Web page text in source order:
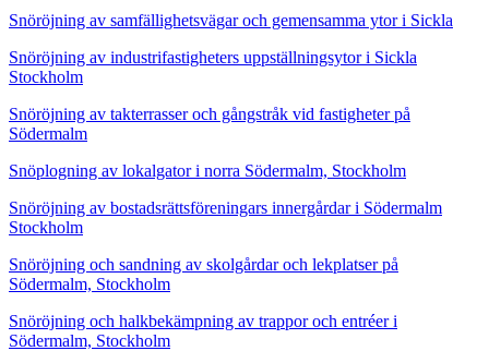
Snöröjning av samfällighetsvägar och gemensamma ytor i Sickla
Snöröjning av industrifastigheters uppställningsytor i Sickla
Stockholm
Snöröjning av takterrasser och gångstråk vid fastigheter på
Södermalm
Snöplogning av lokalgator i norra Södermalm, Stockholm
Snöröjning av bostadsrättsföreningars innergårdar i Södermalm
Stockholm
Snöröjning och sandning av skolgårdar och lekplatser på
Södermalm, Stockholm
Snöröjning och halkbekämpning av trappor och entréer i
Södermalm, Stockholm